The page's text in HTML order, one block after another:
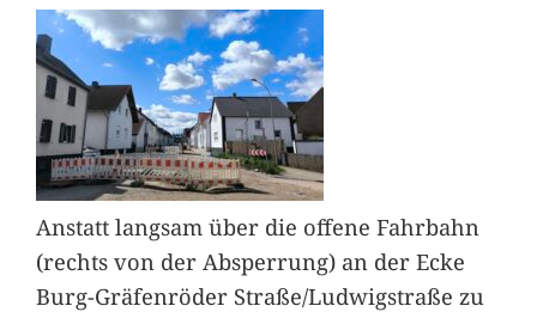
Anstatt langsam über die offene Fahrbahn
(rechts von der Absperrung) an der Ecke
Burg-Gräfenröder Straße/Ludwigstraße zu